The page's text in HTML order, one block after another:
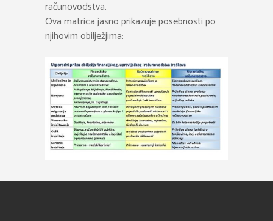
računovodstva.
Ova matrica jasno prikazuje posebnosti po
njihovim obilježjima: